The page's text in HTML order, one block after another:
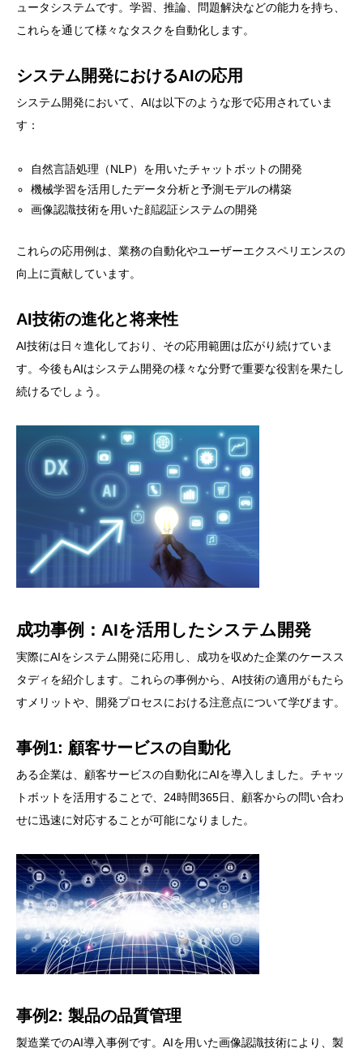
ュータシステムです。学習、推論、問題解決などの能力を持ち、
これらを通じて様々なタスクを自動化します。
システム開発におけるAIの応用
システム開発において、AIは以下のような形で応用されていま
す：
自然言語処理（NLP）を用いたチャットボットの開発
機械学習を活用したデータ分析と予測モデルの構築
画像認識技術を用いた顔認証システムの開発
これらの応用例は、業務の自動化やユーザーエクスペリエンスの
向上に貢献しています。
AI技術の進化と将来性
AI技術は日々進化しており、その応用範囲は広がり続けていま
す。今後もAIはシステム開発の様々な分野で重要な役割を果たし
続けるでしょう。
成功事例：AIを活用したシステム開発
実際にAIをシステム開発に応用し、成功を収めた企業のケースス
タディを紹介します。これらの事例から、AI技術の適用がもたら
すメリットや、開発プロセスにおける注意点について学びます。
事例1: 顧客サービスの自動化
ある企業は、顧客サービスの自動化にAIを導入しました。チャッ
トボットを活用することで、24時間365日、顧客からの問い合わ
せに迅速に対応することが可能になりました。
事例2: 製品の品質管理
製造業でのAI導入事例です。AIを用いた画像認識技術により、製